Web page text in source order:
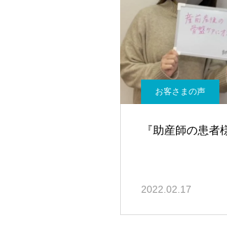
お客さまの声
『助産師の患者
2022.02.17